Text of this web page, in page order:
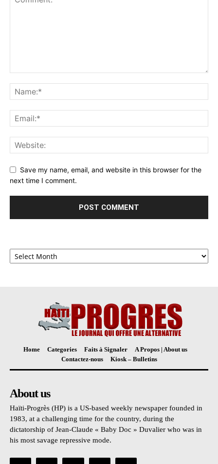
Save my name, email, and website in this browser for the
next time I comment.
Archives
Home Categories Faits à Signaler
A Propos | About us
Contactez-nous
Kiosk – Bulletins
About us
Haïti-Progrès (HP) is a US-based weekly newspaper founded in
1983, at a challenging time for the country, during the
dictatorship of Jean-Claude « Baby Doc » Duvalier who was in
his most savage repressive mode.